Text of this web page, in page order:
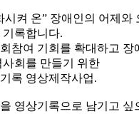
시켜 온” 장애인의 어제와
록합니다.
참여 기회를 확대하고 장
사회를 만들기 위한
록 영상제작사업.
영상기록으로 남기고 싶